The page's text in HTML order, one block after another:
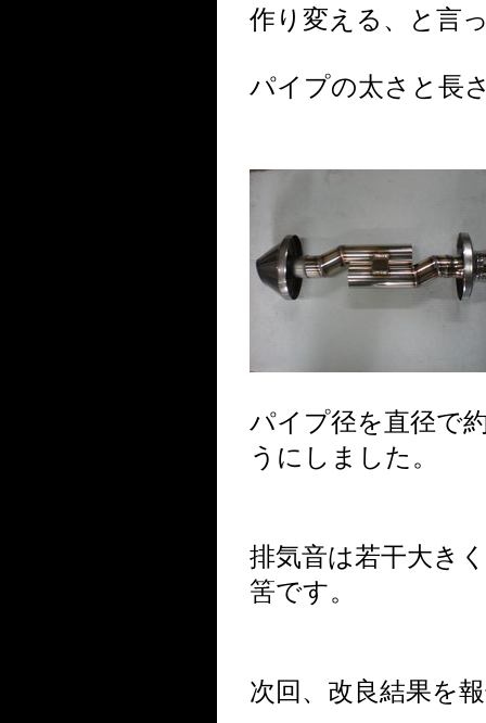
作り変える、と言
パイプの太さと長
パイプ径を直径で
うにしました。
排気音は若干大き
筈です。
次回、改良結果を